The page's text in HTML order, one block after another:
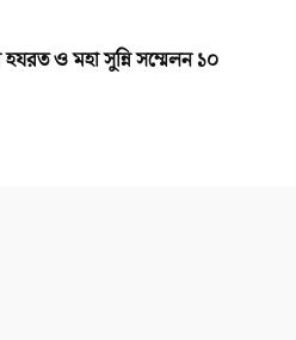
ও মহা সুন্নি সম্মেলন ১০